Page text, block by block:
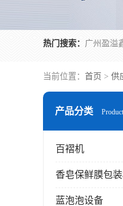
热门搜索：
当前位置： 首页 > 供
产品分类 Product
百褶机
香皂保鲜膜包
蓝泡泡设备